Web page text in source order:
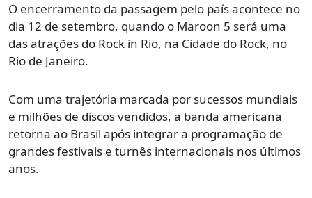
O encerramento da passagem pelo país acontece no
dia 12 de setembro, quando o Maroon 5 será uma
das atrações do Rock in Rio, na Cidade do Rock, no
Rio de Janeiro.
Com uma trajetória marcada por sucessos mundiais
e milhões de discos vendidos, a banda americana
retorna ao Brasil após integrar a programação de
grandes festivais e turnês internacionais nos últimos
anos.